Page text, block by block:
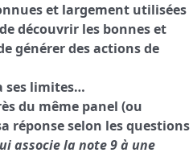
et largement utilisées
découvrir les bonnes et
générer des actions de
ses limites…
du même panel (ou
réponse selon les questions
associe la note 9 à une